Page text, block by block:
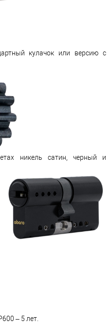
кулачок или версию с
никель сатин, черный и
– 5 лет.